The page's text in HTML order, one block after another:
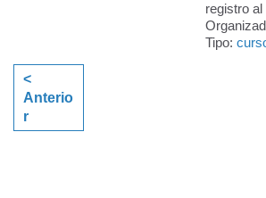
registro
Tipo:
<
Anterio
r